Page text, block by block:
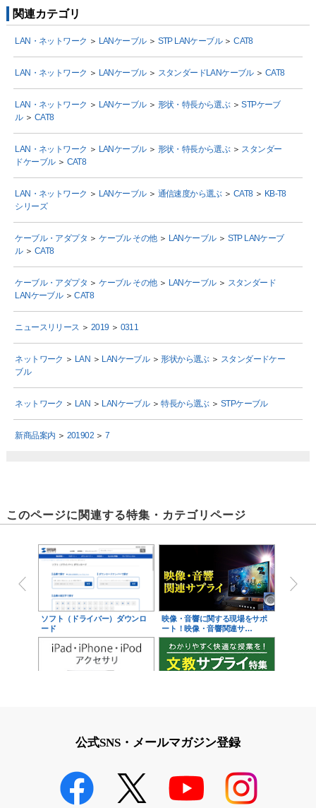
関連カテゴリ
LAN・ネットワーク ＞ LANケーブル＞ STP LANケーブル＞CAT8
LAN・ネットワーク ＞ LANケーブル＞ スタンダードLANケーブル＞ CAT8
LAN・ネットワーク ＞ LANケーブル＞ 形状・特長から選ぶ＞STPケーブ
ル＞ CAT8
LAN・ネットワーク ＞ LANケーブル＞ 形状・特長から選ぶ＞ スタンダー
ドケーブル＞ CAT8
LAN・ネットワーク ＞ LANケーブル＞ 通信速度から選ぶ＞ CAT8＞ KB-T8
シリーズ
ケーブル・アダプタ ＞ケーブル その他＞ LANケーブル＞ STP LANケーブ
ル＞ CAT8
ケーブル・アダプタ ＞ケーブル その他＞ LANケーブル＞ スタンダード
LANケーブル＞CAT8
ニュースリリース ＞ 2019 ＞ 0311
ネットワーク ＞ LAN ＞ LANケーブル＞形状から選ぶ＞ スタンダードケー
ブル
ネットワーク ＞ LAN ＞ LANケーブル＞特長から選ぶ＞STPケーブル
新商品案内 ＞ 201902＞7
このページに関連する特集・カテゴリページ
ソフト（ドライバー）ダウンロ
ード
映像・音響に関する現場をサポ
ート！映像・音響関連サ…
学校教育のICT環境整備特集
公式SNS・メールマガジン登録